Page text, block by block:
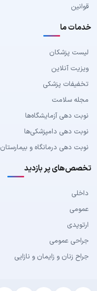
قوانین
خدمات ما
لیست پزشکان
ویزیت آنلاین
تخفیفات پزشکی
مجله سلامت
نوبت دهی آزمایشگاه‌ها
نوبت دهی دامپزشکی‌ها
نوبت دهی درمانگاه و بیمارستان
تخصص‌های پر بازدید
داخلی
عمومی
ارتوپدی
جراحی عمومی
جراح زنان و زایمان و نازایی